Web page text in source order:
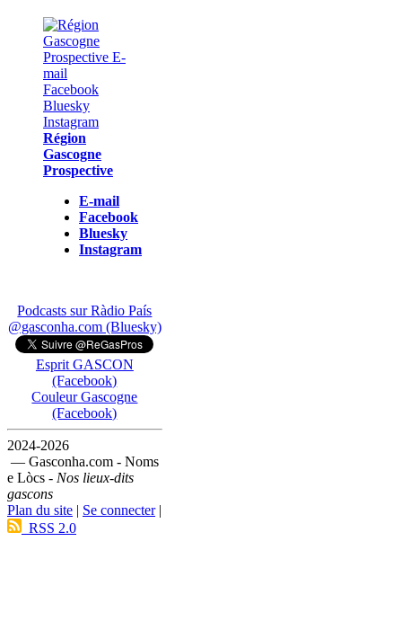
Région
Gascogne
Prospective
E-mail
Facebook
Bluesky
Instagram
Podcasts sur Ràdio País
@gasconha.com (Bluesky)
Esprit GASCON
(Facebook)
Couleur Gascogne
(Facebook)
2024-2026
— Gasconha.com - Noms
e Lòcs - Nos lieux-dits
gascons
Plan du site
Se connecter|
RSS 2.0